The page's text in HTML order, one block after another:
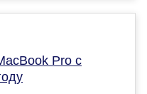
Pro с